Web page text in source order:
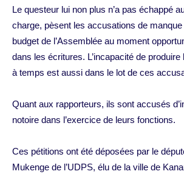
Le questeur lui non plus n’a pas échappé
charge, pèsent les accusations de manque
budget de l’Assemblée au moment
dans les écritures. L’incapacité de
à temps est aussi dans le lot de ces
Quant aux rapporteurs, ils sont accusés
notoire dans l’exercice de leurs fonctions.
Ces pétitions ont été déposées par le
Mukenge de l’UDPS, élu de la ville de